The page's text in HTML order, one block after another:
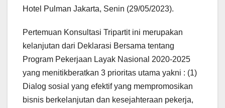
Hotel Pulman Jakarta, Senin (29/05/2023).
Pertemuan Konsultasi Tripartit ini merupakan
kelanjutan dari Deklarasi Bersama tentang
Program Pekerjaan Layak Nasional 2020-2025
yang menitikberatkan 3 prioritas utama yakni : (1)
Dialog sosial yang efektif yang mempromosikan
bisnis berkelanjutan dan kesejahteraan pekerja,